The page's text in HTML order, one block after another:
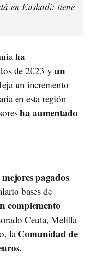
en Euskadi: tiene
ha
de 2023 y un
un incremento
en esta región
ha aumentado
pagados
bases de
complemento
Ceuta, Melilla
laComunidad de